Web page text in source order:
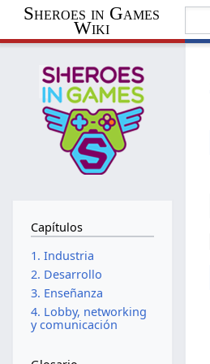
Sheroes in Games
Wiki
Capítulos
1. Industria
2. Desarrollo
3. Enseñanza
4. Lobby, networking
y comunicación